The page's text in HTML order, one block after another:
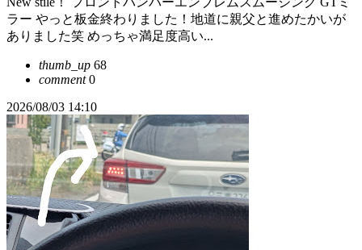
ラー やっと板金終わりました！地道に親父と進めたかいが
ありました笑 めっちゃ満足度高い...
thumb_up 68
comment0
2026/08/03 14:10